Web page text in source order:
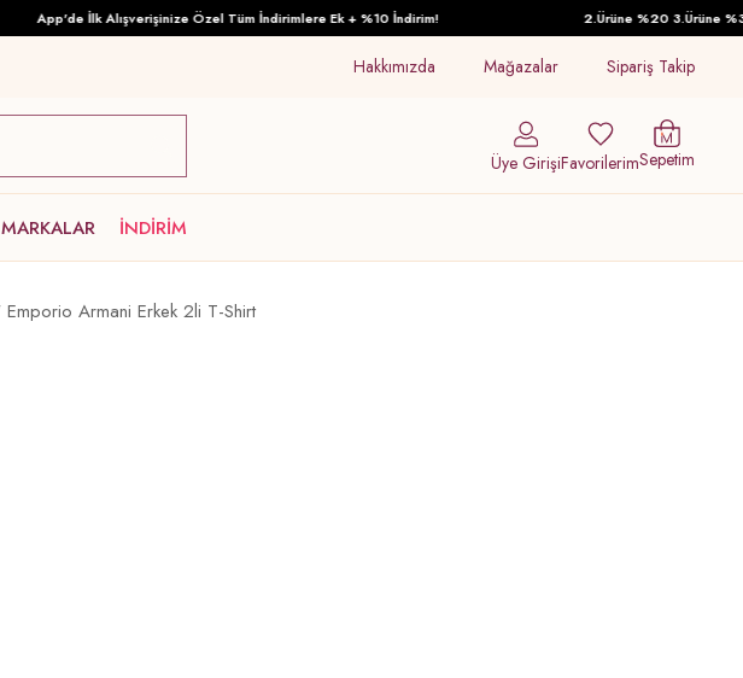
App'de İlk Alışverişinize Özel Tüm İndirimlere Ek + %10 İndirim! 2.Ürüne %20 3.Ürüne %30
Hakkımızda Mağazalar Sipariş Takip
Üye GirişiFavorilerimSepetim
MARKALAR İNDİRİM
Emporio Armani Erkek 2li T-Shirt